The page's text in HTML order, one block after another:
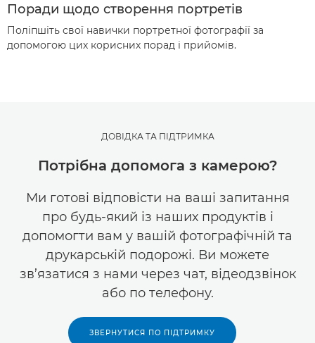
Поради щодо створення портретів
Поліпшіть свої навички портретної фотографії за
допомогою цих корисних порад і прийомів.
ДОВІДКА ТА ПІДТРИМКА
Потрібна допомога з камерою?
Ми готові відповісти на ваші запитання
про будь-який із наших продуктів і
допомогти вам у вашій фотографічній та
друкарській подорожі. Ви можете
зв’язатися з нами через чат, відеодзвінок
або по телефону.
ЗВЕРНУТИСЯ ПО ПІДТРИМКУ